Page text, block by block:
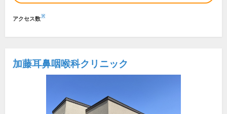
アクセス数※
加藤耳鼻咽喉科クリニック